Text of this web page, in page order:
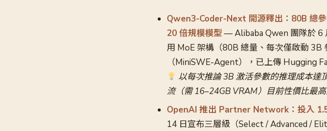
Qwen3-Coder-Next 開源釋出：80B 總
20 倍規模模型— Alibaba Qwen 團隊於 6
用 MoE 架構（80B 總量、每次僅啟動
（MiniSWE-Agent），已上傳 Hugging
以每次推論 3B 激活參數的推理成本
流（需 16–24GB VRAM）目前性價比最
OpenAI 推出 Partner Network：投入
14 日宣布三層級（Select / Advanced /